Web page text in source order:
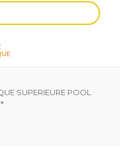
SUPERIEURE POOL